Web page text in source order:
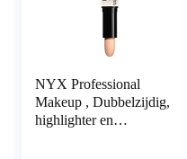
NYX Professional
Makeup , Dubbelzijdig,
highlighter en